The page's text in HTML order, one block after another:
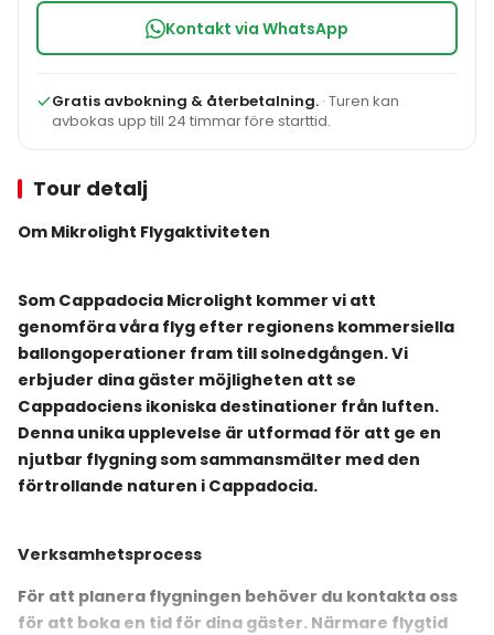
Tour detalj
Om Mikrolight Flygaktiviteten
Som Cappadocia Microlight kommer vi att
genomföra våra flyg efter regionens kommersiella
ballongoperationer fram till solnedgången. Vi
erbjuder dina gäster möjligheten att se
Cappadociens ikoniska destinationer från luften.
Denna unika upplevelse är utformad för att ge en
njutbar flygning som sammansmälter med den
förtrollande naturen i Cappadocia.
Verksamhetsprocess
För att planera flygningen behöver du kontakta oss
för att boka en tid för dina gäster. Närmare flygtid
Kontakt via WhatsApp
Gratis avbokning & återbetalning. · Turen kan
avbokas upp till 24 timmar före starttid.